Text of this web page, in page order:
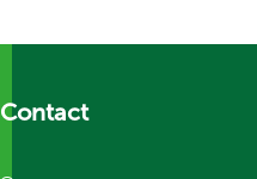
Contact